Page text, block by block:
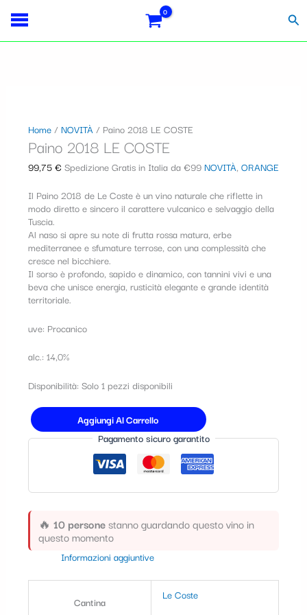
contenuto
Home/NOVITÀ/ Paino 2018 LE COSTE
Paino 2018 LE COSTE
99,75€ Spedizione Gratis in Italia da €99NOVITÀ, ORANGE
Il Paino 2018 de Le Coste è un vino naturale che riflette in
modo diretto e sincero il carattere vulcanico e selvaggio della
Tuscia.
Al naso si apre su note di frutta rossa matura, erbe
mediterranee e sfumature terrose, con una complessità che
cresce nel bicchiere.
Il sorso è profondo, sapido e dinamico, con tannini vivi e una
beva che unisce energia, rusticità elegante e grande identità
territoriale.
uve: Procanico
alc.: 14,0%
Disponibilità: Solo 1 pezzi disponibili
2018
LE
COSTE
Aggiungi Al Carrello
Pagamento sicuro garantito
🔥 10 personestanno guardando questo vino in
questo momento
Informazioni aggiuntive
Cantina Le Coste
S